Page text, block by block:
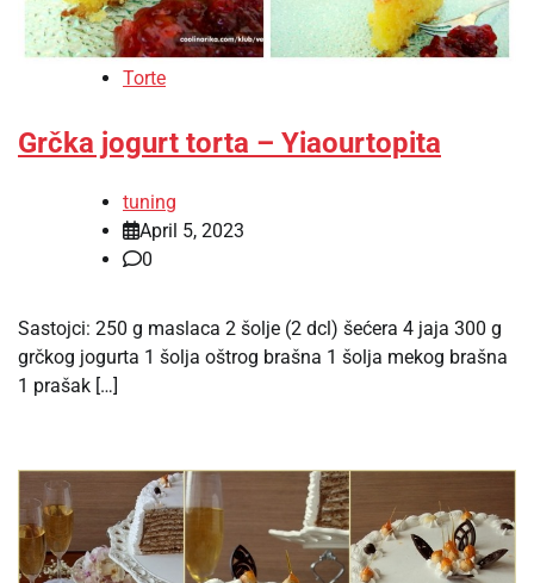
Torte
Grčka jogurt torta – Yiaourtopita
tuning
April 5, 2023
0
Sastojci: 250 g maslaca 2 šolje (2 dcl) šećera 4 jaja 300 g
grčkog jogurta 1 šolja oštrog brašna 1 šolja mekog brašna
1 prašak […]